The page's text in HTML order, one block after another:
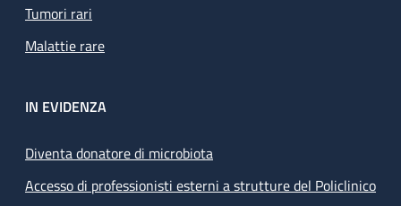
Tumori rari
Malattie rare
IN EVIDENZA
Diventa donatore di microbiota
Accesso di professionisti esterni a strutture del Policlinico